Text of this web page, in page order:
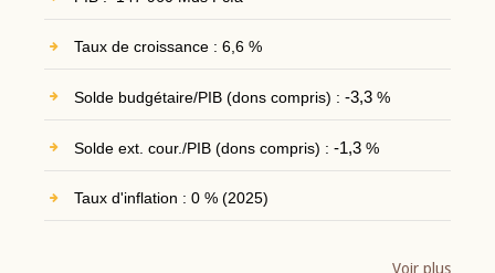
Taux de croissance : 6,6 %
Solde budgétaire/PIB (dons compris) : -3,3%
Solde ext. cour./PIB (dons compris) : -1,3%
Taux d'inflation : 0 % (2025)
Voir plus